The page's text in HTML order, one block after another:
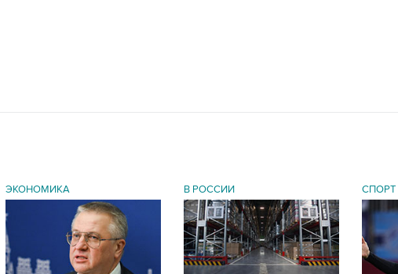
ЭКОНОМИКА В РОССИИ СПОРТ